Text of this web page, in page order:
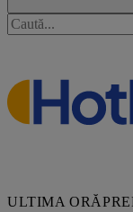
ULTIMA ORĂ